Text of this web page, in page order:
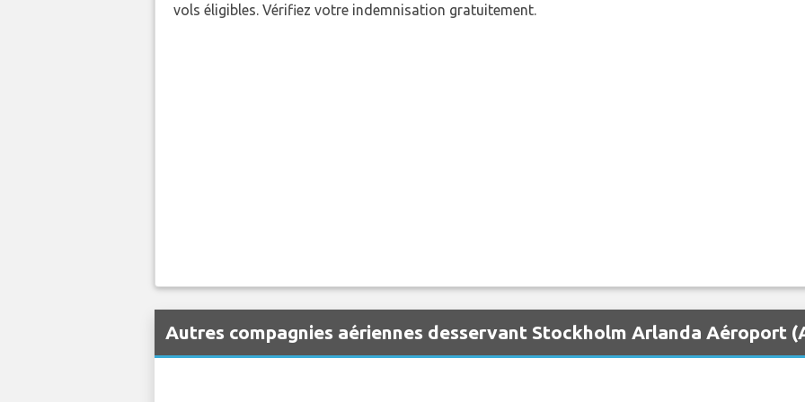
vols éligibles. Vérifiez votre indemnisation gratuitement.
Autres compagnies aériennes desservant Stockholm Arlanda Aéroport